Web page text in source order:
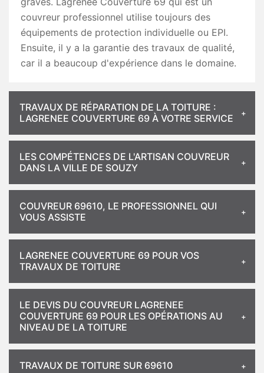
couvreur professionnel utilise toujours des
équipements de protection individuelle ou EPI.
Ensuite, il y a la garantie des travaux de qualité,
car il a beaucoup d'expérience dans le domaine.
TRAVAUX DE RÉPARATION DE LA TOITURE :
LAGRENEE COUVERTURE 69 À VOTRE SERVICE
LES COMPÉTENCES DE L'ARTISAN COUVREUR
DANS LA VILLE DE SOUZY
COUVREUR 69610, LE PROFESSIONNEL QUI
VOUS ASSISTE
LAGRENEE COUVERTURE 69 POUR VOS
TRAVAUX DE TOITURE
LE DEVIS DU COUVREUR LAGRENEE
COUVERTURE 69 POUR LES OPÉRATIONS AU
NIVEAU DE LA TOITURE
TRAVAUX DE TOITURE SUR 69610